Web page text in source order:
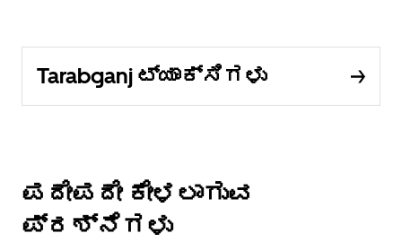
Tarabganj ಟ್ಯಾಕ್ಸಿಗಳು
ಪದೇಪದೇ ಕೇಳಲಾಗುವ
ಪ್ರಶ್ನೆಗಳು